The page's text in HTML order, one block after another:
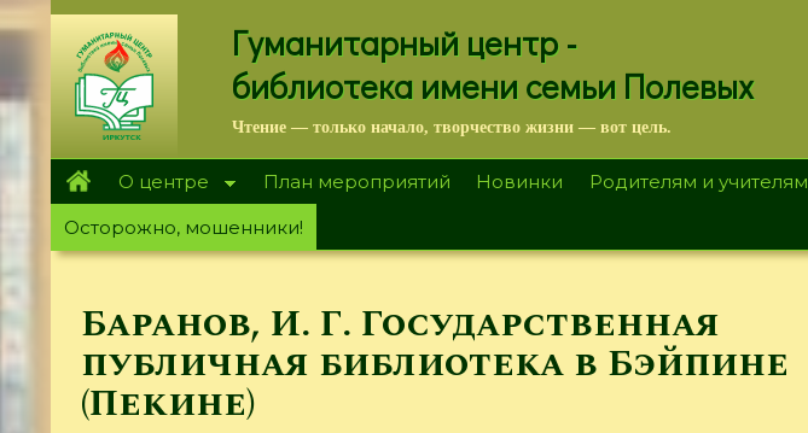
Перейти
к
основному
содержанию
Гуманитарный центр -
библиотека имени семьи Полевых
Чтение — только начало, творчество жизни — вот цель.
О центре План мероприятий Новинки Родителям и учителям
Осторожно, мошенники!
Баранов, И. Г. Государственная
публичная библиотека в Бэйпине
(Пекине)